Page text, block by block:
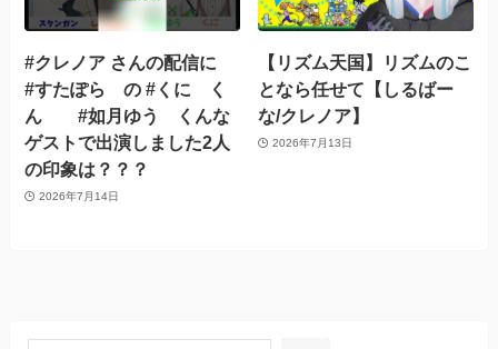
#クレノア さんの配信に
#すたぽら の #くに く
ん #如月ゆう くんな
ゲストで出演しました2人
の印象は？？？
2026年7月14日
【リズム天国】リズムのこ
となら任せて【しるばー
な/クレノア】
2026年7月13日